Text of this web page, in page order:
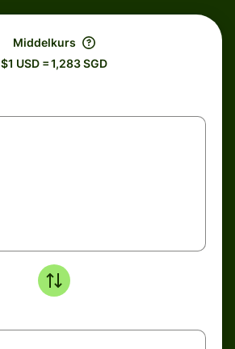
Middelkurs
$1 USD = 1,283 SGD